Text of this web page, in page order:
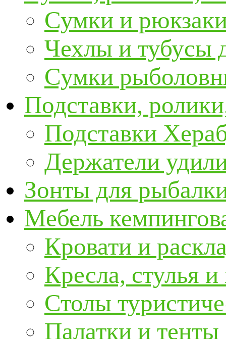
Сумки и
Чехлы и тубусы
Сумки
Подставки,
Подставки
Держатели
Зонты для
Мебель
Кровати и
Кресла, стулья
Столы
Палатки и тенты